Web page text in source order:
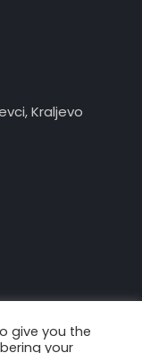
Kraljevo
give you the
your